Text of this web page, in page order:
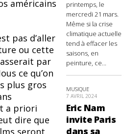
américains
pas d’aller
ou cette
par
ce qu’on
plus gros
a priori
dire que
seront
printemps, le
mercredi 21 mars.
Même si la crise
climatique actuelle
tend à effacer les
saisons, en
peinture, ce...
MUSIQUE
7 AVRIL 2024
Eric Nam
invite Paris
dans sa